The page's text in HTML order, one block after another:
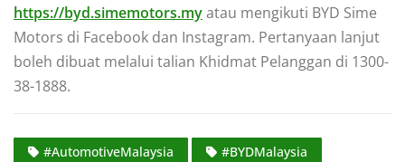
https://byd.simemotors.myatau mengikuti BYD Sime
Motors di Facebook dan Instagram. Pertanyaan lanjut
boleh dibuat melalui talian Khidmat Pelanggan di 1300-
38-1888.
#AutomotiveMalaysia
#BYDMalaysia